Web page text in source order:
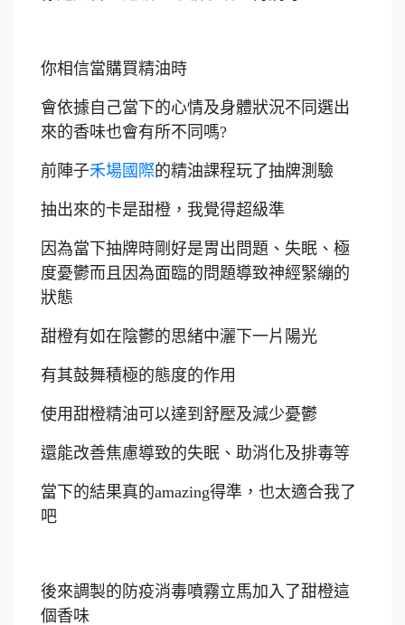
你相信當購買精油時
會依據自己當下的心情及身體狀況不同選出
來的香味也會有所不同嗎?
前陣子禾場國際的精油課程玩了抽牌測驗
抽出來的卡是甜橙，我覺得超級準
因為當下抽牌時剛好是胃出問題、失眠、極
度憂鬱而且因為面臨的問題導致神經緊繃的
狀態
甜橙有如在陰鬱的思緒中灑下一片陽光
有其鼓舞積極的態度的作用
使用甜橙精油可以達到舒壓及減少憂鬱
還能改善焦慮導致的失眠、助消化及排毒等
當下的結果真的amazing得準，也太適合我了
吧
後來調製的防疫消毒噴霧立馬加入了甜橙這
個香味